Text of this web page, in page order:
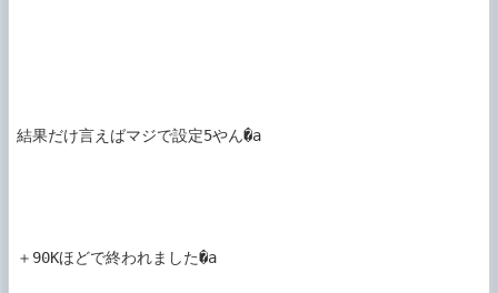
結果だけ言えばマジで設定5やん�a
＋90Kほどで終われました�a